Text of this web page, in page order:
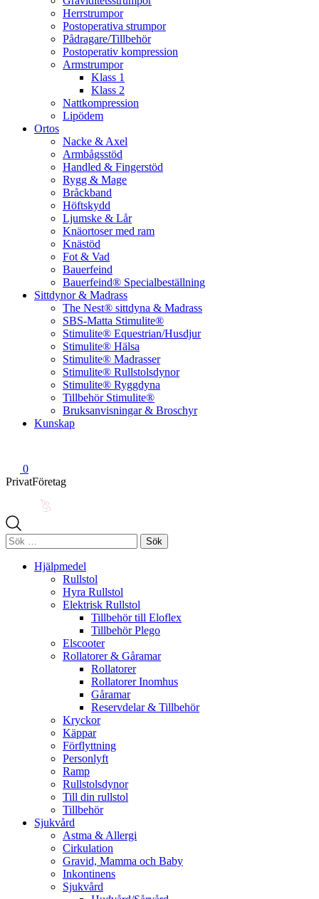
Herrstrumpor
Postoperativa strumpor
Pådragare/Tillbehör
Postoperativ kompression
Armstrumpor
Klass 1
Klass 2
Nattkompression
Lipödem
Ortos
Nacke & Axel
Armbågsstöd
Handled & Fingerstöd
Rygg & Mage
Bråckband
Höftskydd
Ljumske & Lår
Knäortoser med ram
Knästöd
Fot & Vad
Bauerfeind
Bauerfeind® Specialbeställning
Sittdynor & Madrass
The Nest® sittdyna & Madrass
SBS-Matta Stimulite®
Stimulite® Equestrian/Husdjur
Stimulite® Hälsa
Stimulite® Madrasser
Stimulite® Rullstolsdynor
Stimulite® Ryggdyna
Tillbehör Stimulite®
Bruksanvisningar & Broschyr
Kunskap
0
PrivatFöretag
Sök
efter:
Hjälpmedel
Rullstol
Hyra Rullstol
Elektrisk Rullstol
Tillbehör till Eloflex
Tillbehör Plego
Elscooter
Rollatorer & Gåramar
Rollatorer
Rollatorer Inomhus
Gåramar
Reservdelar & Tillbehör
Kryckor
Käppar
Förflyttning
Personlyft
Ramp
Rullstolsdynor
Till din rullstol
Tillbehör
Sjukvård
Astma & Allergi
Cirkulation
Gravid, Mamma och Baby
Inkontinens
Sjukvård